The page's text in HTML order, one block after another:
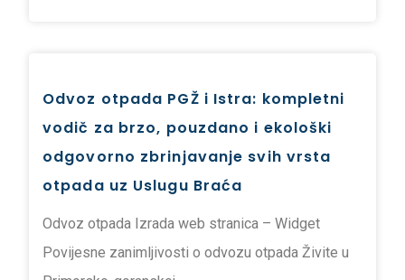
Odvoz otpada PGŽ i Istra: kompletni
vodič za brzo, pouzdano i ekološki
odgovorno zbrinjavanje svih vrsta
otpada uz Uslugu Braća
Odvoz otpada Izrada web stranica – Widget
Povijesne zanimljivosti o odvozu otpada Živite u